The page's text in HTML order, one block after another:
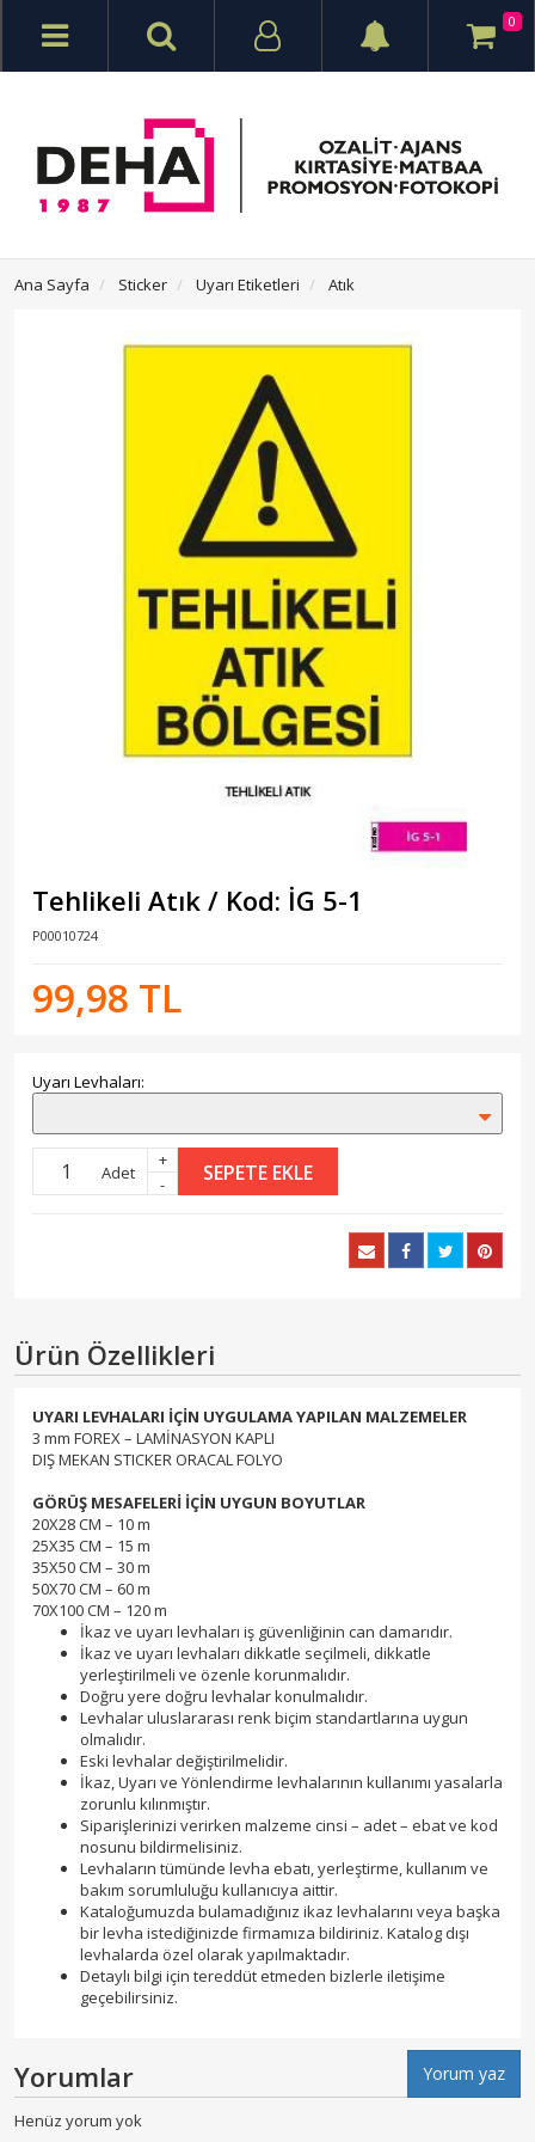
0
Ana Sayfa Sticker Uyarı Etiketleri Atık
Tehlikeli Atık / Kod: İG 5-1
P00010724
99,98 TL
Uyarı Levhaları:
Adet
+
-
SEPETE EKLE
Ürün Özellikleri
UYARI LEVHALARI İÇİN UYGULAMA YAPILAN MALZEMELER
3 mm FOREX – LAMİNASYON KAPLI
DIŞ MEKAN STICKER ORACAL FOLYO
GÖRÜŞ MESAFELERİ İÇİN UYGUN BOYUTLAR
20X28 CM – 10 m
25X35 CM – 15 m
35X50 CM – 30 m
50X70 CM – 60 m
70X100 CM – 120 m
İkaz ve uyarı levhaları iş güvenliğinin can damarıdır.
İkaz ve uyarı levhaları dikkatle seçilmeli, dikkatle
yerleştirilmeli ve özenle korunmalıdır.
Doğru yere doğru levhalar konulmalıdır.
Levhalar uluslararası renk biçim standartlarına uygun
olmalıdır.
Eski levhalar değiştirilmelidir.
İkaz, Uyarı ve Yönlendirme levhalarının kullanımı yasalarla
zorunlu kılınmıştır.
Siparişlerinizi verirken malzeme cinsi – adet – ebat ve kod
nosunu bildirmelisiniz.
Levhaların tümünde levha ebatı, yerleştirme, kullanım ve
bakım sorumluluğu kullanıcıya aittir.
Kataloğumuzda bulamadığınız ikaz levhalarını veya başka
bir levha istediğinizde firmamıza bildiriniz. Katalog dışı
levhalarda özel olarak yapılmaktadır.
Detaylı bilgi için tereddüt etmeden bizlerle iletişime
geçebilirsiniz.
Yorumlar Yorum yaz
Henüz yorum yok